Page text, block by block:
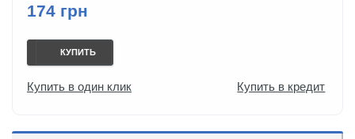
174 грн
КУПИТЬ
Купить в один клик Купить в кредит